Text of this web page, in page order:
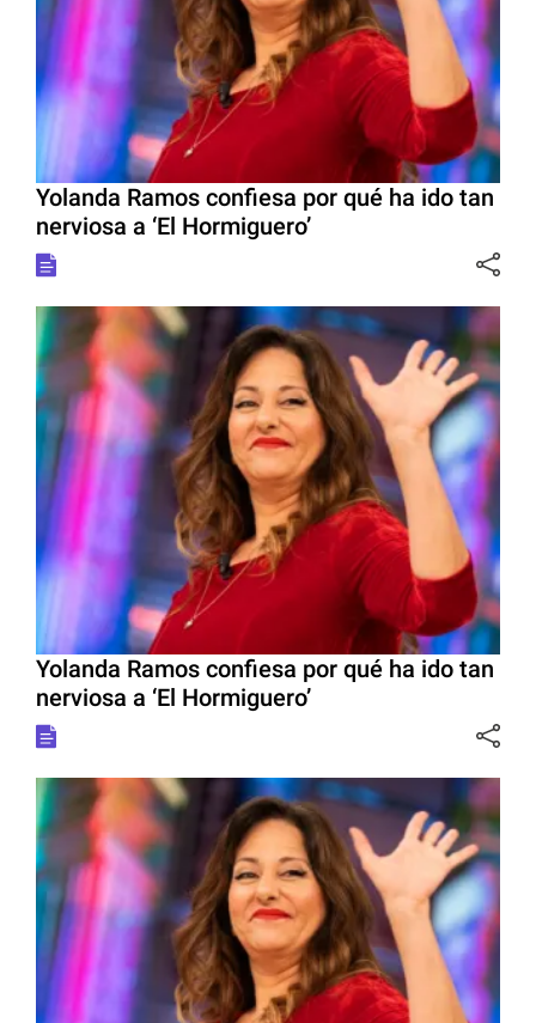
Yolanda Ramos confiesa por qué ha ido tan
nerviosa a ‘El Hormiguero’
Yolanda Ramos confiesa por qué ha ido tan
nerviosa a ‘El Hormiguero’